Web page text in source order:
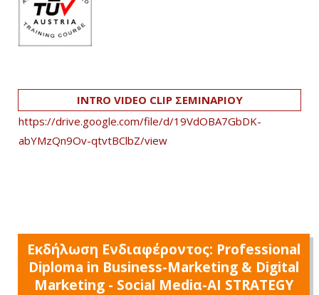
INTRO VIDEO CLIP ΣΕΜΙΝΑΡΙΟΥ
https://drive.google.com/file/d/19VdOBA7GbDK-
abYMzQn9Ov-qtvtBClbZ/view
Εκδήλωση Ενδιαφέροντος: Professional
Diploma in Business-Marketing & Digital
Marketing - Social Mediα-AI STRATEGY